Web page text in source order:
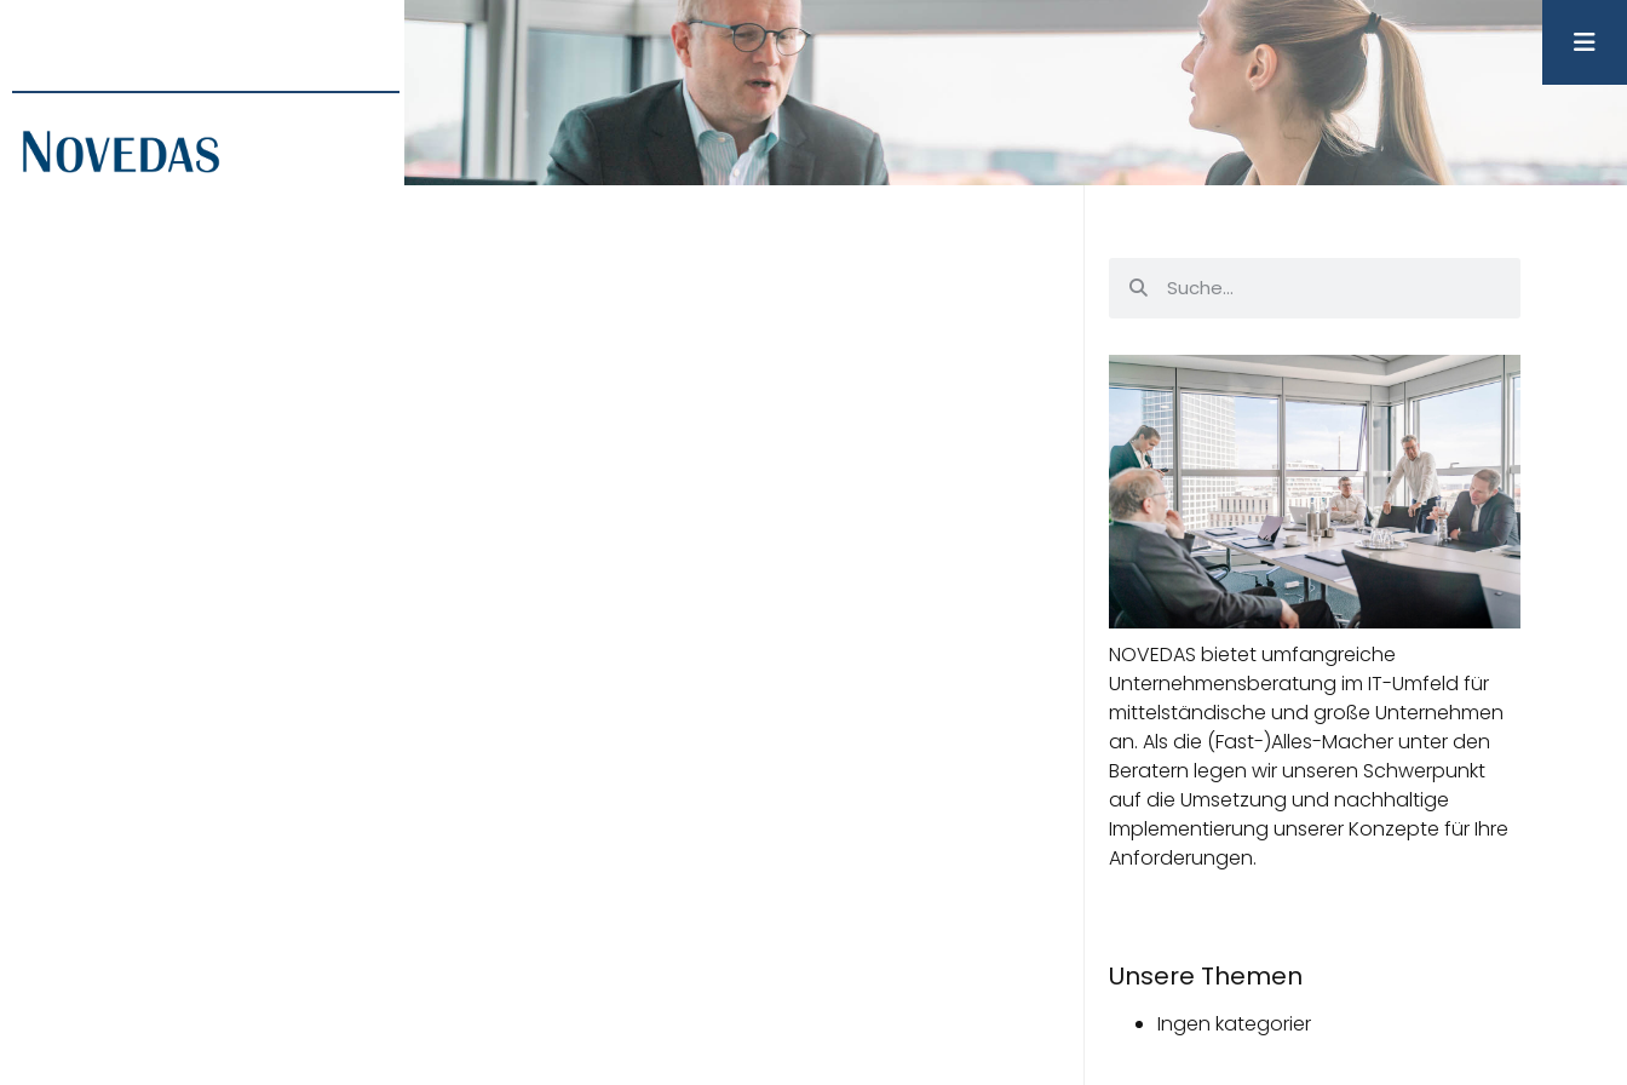
NOVEDAS bietet umfangreiche
Unternehmensberatung im IT-Umfeld für
mittelständische und große Unternehmen
an. Als die (Fast-)Alles-Macher unter den
Beratern legen wir unseren Schwerpunkt
auf die Umsetzung und nachhaltige
Implementierung unserer Konzepte für Ihre
Anforderungen.
Unsere Themen
Ingen kategorier